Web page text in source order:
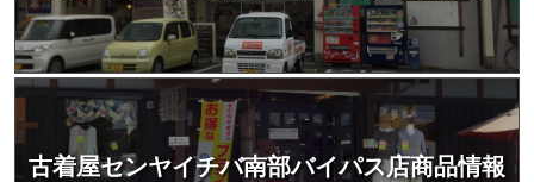
古着屋センヤイチバ南部バイパス店商品情報